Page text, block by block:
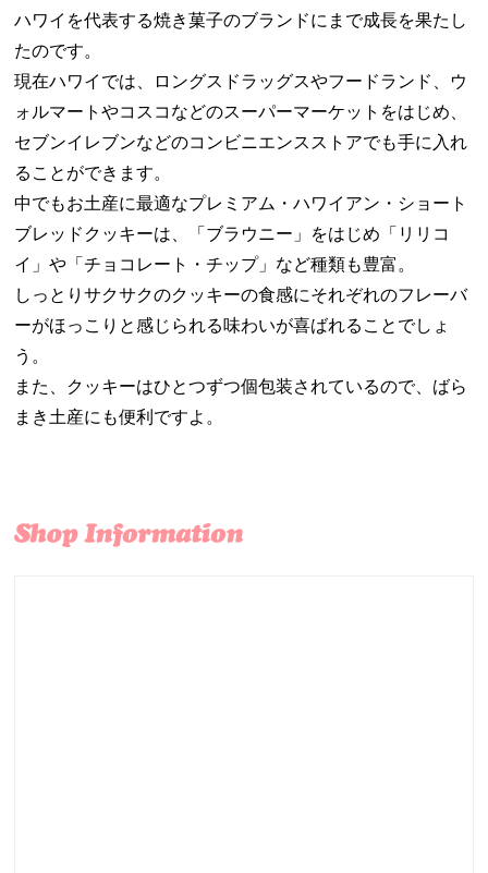
ハワイを代表する焼き菓子のブランドにまで成長を果たし
たのです。
現在ハワイでは、ロングスドラッグスやフードランド、ウ
ォルマートやコスコなどのスーパーマーケットをはじめ、
セブンイレブンなどのコンビニエンスストアでも手に入れ
ることができます。
中でもお土産に最適なプレミアム・ハワイアン・ショート
ブレッドクッキーは、「ブラウニー」をはじめ「リリコ
イ」や「チョコレート・チップ」など種類も豊富。
しっとりサクサクのクッキーの食感にそれぞれのフレーバ
ーがほっこりと感じられる味わいが喜ばれることでしょ
う。
また、クッキーはひとつずつ個包装されているので、ばら
まき土産にも便利ですよ。